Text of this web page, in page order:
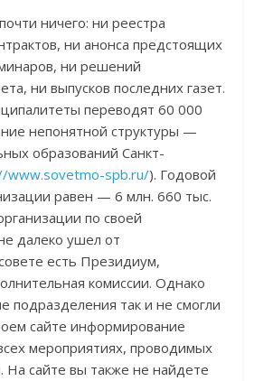
ничего: ни реестра
ни анонса предстоящих
ни решений
ни выпусков последних газет.
переводят 60 000
непонятной структуры —
образований Санкт-
www.sovetmo-spb.ru/). Годовой
равен — 6 млн. 660 тыс.
по своей
далеко ушел от
есть Президиум,
комиссии. Однако
подразделения так и не смогли
сайте информирование
мероприятиях, проводимых
На сайте вы также не найдете